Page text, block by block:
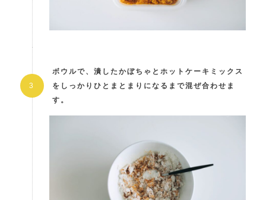
ボウルで、潰したかぼちゃとホットケーキミックス
をしっかりひとまとまりになるまで混ぜ合わせま
す。